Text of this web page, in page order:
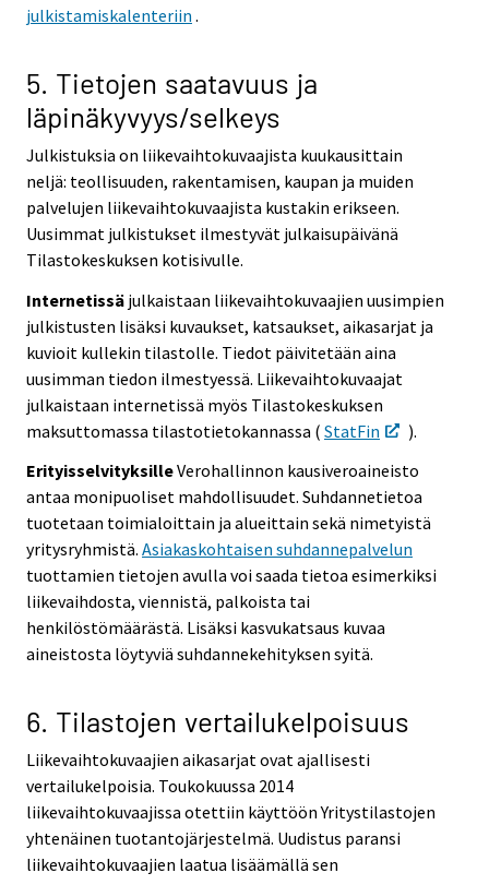
julkistamiskalenteriin .
5. Tietojen saatavuus ja
läpinäkyvyys/selkeys
Julkistuksia on liikevaihtokuvaajista kuukausittain
neljä: teollisuuden, rakentamisen, kaupan ja muiden
palvelujen liikevaihtokuvaajista kustakin erikseen.
Uusimmat julkistukset ilmestyvät julkaisupäivänä
Tilastokeskuksen kotisivulle.
Internetissä julkaistaan liikevaihtokuvaajien uusimpien
julkistusten lisäksi kuvaukset, katsaukset, aikasarjat ja
kuvioit kullekin tilastolle. Tiedot päivitetään aina
uusimman tiedon ilmestyessä. Liikevaihtokuvaajat
julkaistaan internetissä myös Tilastokeskuksen
maksuttomassa tilastotietokannassa ( StatFin
).
ErityisselvityksilleVerohallinnon kausiveroaineisto
antaa monipuoliset mahdollisuudet. Suhdannetietoa
tuotetaan toimialoittain ja alueittain sekä nimetyistä
yritysryhmistä. Asiakaskohtaisen suhdannepalvelun
tuottamien tietojen avulla voi saada tietoa esimerkiksi
liikevaihdosta, viennistä, palkoista tai
henkilöstömäärästä. Lisäksi kasvukatsaus kuvaa
aineistosta löytyviä suhdannekehityksen syitä.
6. Tilastojen vertailukelpoisuus
Liikevaihtokuvaajien aikasarjat ovat ajallisesti
vertailukelpoisia. Toukokuussa 2014
liikevaihtokuvaajissa otettiin käyttöön Yritystilastojen
yhtenäinen tuotantojärjestelmä. Uudistus paransi
liikevaihtokuvaajien laatua lisäämällä sen